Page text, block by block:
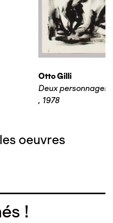
Otto Gilli
Deux personnages
, 1978
oeuvres
!